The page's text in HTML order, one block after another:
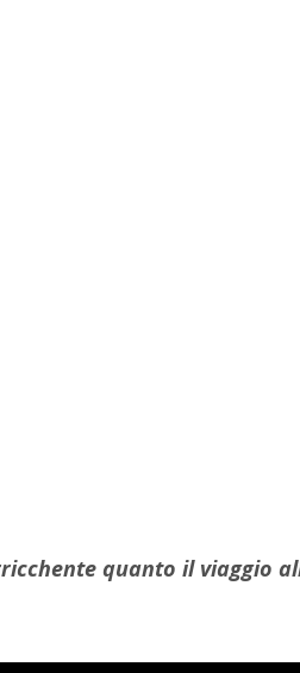
quanto il viaggio